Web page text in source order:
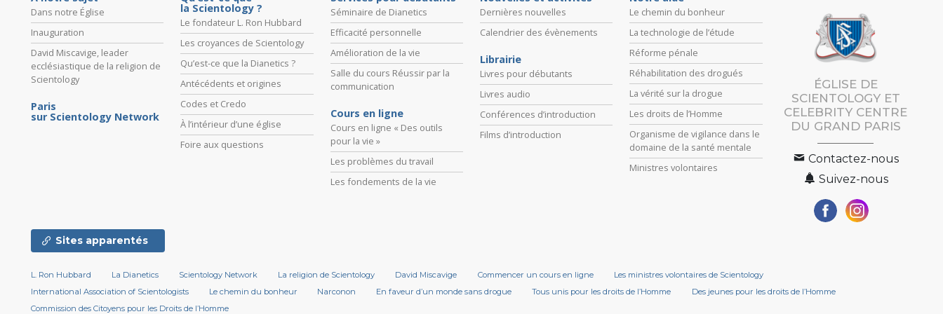
Dans notre Église
Inauguration
David Miscavige, leader
ecclésiastique de la religion de
Scientology
Paris
sur Scientology Network
la Scientology ?
Le fondateur L. Ron Hubbard
Les croyances de Scientology
Qu’est-ce que la Dianetics ?
Antécédents et origines
Codes et Credo
À l’intérieur d’une église
Foire aux questions
Séminaire de Dianetics
Efficacité personnelle
Amélioration de la vie
Salle du cours Réussir par la
communication
Cours en ligne
Cours en ligne « Des outils
pour la vie »
Les problèmes du travail
Les fondements de la vie
Dernières nouvelles
Calendrier des évènements
Librairie
Livres pour débutants
Livres audio
Conférences d’introduction
Films d’introduction
Le chemin du bonheur
La technologie de l’étude
Réforme pénale
Réhabilitation des drogués
La vérité sur la drogue
Les droits de l’Homme
Organisme de vigilance dans le
domaine de la santé mentale
Ministres volontaires
ÉGLISE DE
SCIENTOLOGY ET
CELEBRITY CENTRE
DU GRAND PARIS
Contactez-nous
Suivez-nous
Sites apparentés
L. Ron Hubbard La Dianetics Scientology Network La religion de Scientology David Miscavige Commencer un cours en ligne
Les ministres volontaires de Scientology
International Association of Scientologists
Le chemin du bonheur Narconon En faveur d’un monde sans drogue Tous unis pour les droits de l’Homme
Des jeunes pour les droits de l’Homme
Commission des Citoyens pour les Droits de l’Homme